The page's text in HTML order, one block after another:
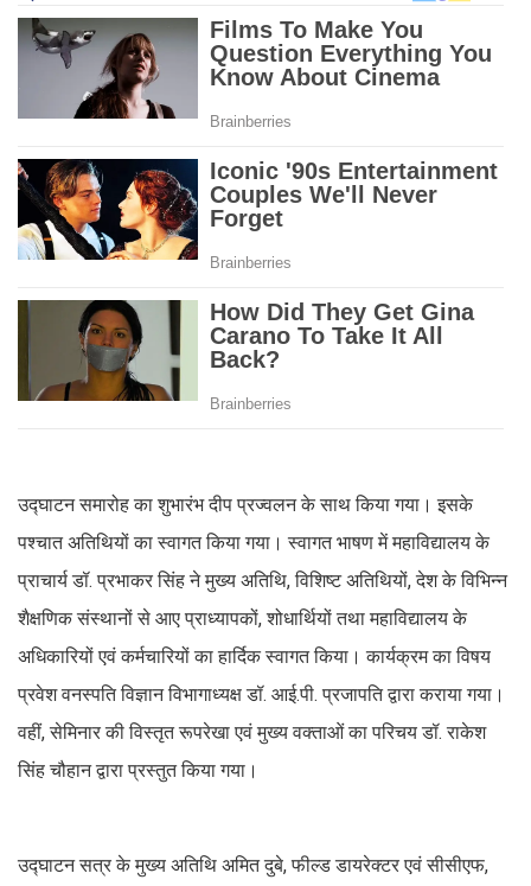
उद्घाटन समारोह का शुभारंभ दीप प्रज्वलन के साथ किया गया। इसके
पश्चात अतिथियों का स्वागत किया गया। स्वागत भाषण में महाविद्यालय के
प्राचार्य डॉ. प्रभाकर सिंह ने मुख्य अतिथि, विशिष्ट अतिथियों, देश के विभिन्न
शैक्षणिक संस्थानों से आए प्राध्यापकों, शोधार्थियों तथा महाविद्यालय के
अधिकारियों एवं कर्मचारियों का हार्दिक स्वागत किया। कार्यक्रम का विषय
प्रवेश वनस्पति विज्ञान विभागाध्यक्ष डॉ. आई.पी. प्रजापति द्वारा कराया गया।
वहीं, सेमिनार की विस्तृत रूपरेखा एवं मुख्य वक्ताओं का परिचय डॉ. राकेश
सिंह चौहान द्वारा प्रस्तुत किया गया।
उद्घाटन सत्र के मुख्य अतिथि अमित दुबे, फील्ड डायरेक्टर एवं सीसीएफ,